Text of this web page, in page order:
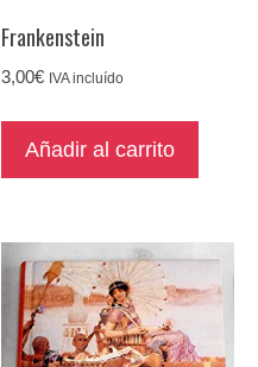
Frankenstein
3,00€ IVA incluído
Añadir al carrito